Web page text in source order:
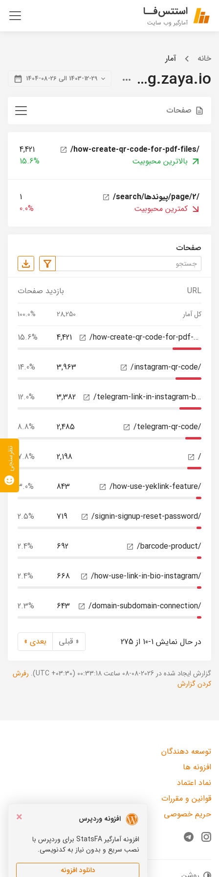
استتس‌فــا
آمارگیر وب سایت
خانه آمار
blog.zaya.io 1403-12-29 الی 26-08-1404
صفحات
/how-create-qr-code-for-pdf-files/
4,421
بالاترین محبوبیت
15.6%
/search/پیوندها/page/2/
1
کمترین محبوبیت
0.0%
صفحات
URL بازدید صفحات
کل آمار 28,250
100.0%
/how-create-qr-code-for-pdf-files/
4,421
15.6%
/instagram-qr-code/
3,963
14.0%
/telegram-link-in-instagram-bio/
3,382
12.0%
/telegram-qr-code/
2,485
8.8%
/
2,198
7.8%
/how-use-yeklink-feature/
843
3.0%
/signin-signup-reset-password/
719
2.5%
/barcode-product/
692
2.4%
/how-use-link-in-bio-instagram/
668
2.4%
/domain-subdomain-connection/
643
2.3%
در حال نمایش 1-10 از 275 « قبلی بعدی »
گزارش ایجاد شده در 2026-08-08 ساعت 00:33:18 (UTC +03:30).
رفرش
کردن گزارش
×
افزونه وردپرس
افزونه آمارگیر StatsFA برای وردپرس با
نصب سریع و بدون نیاز به کدنویسی.
دانلود افزونه
توسعه دهندگان
افزونه ها
نماد اعتماد
قوانین و مقررات
حریم خصوصی
Instagram
Telegram
نظرسنجی